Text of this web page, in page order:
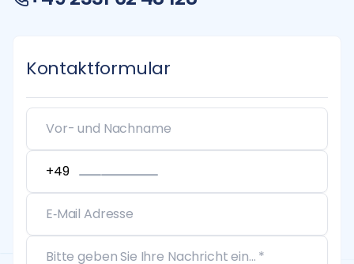
Kontaktformular